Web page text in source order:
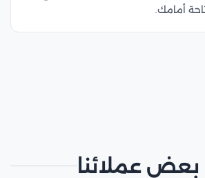
أمامك.
بعض عملائنا